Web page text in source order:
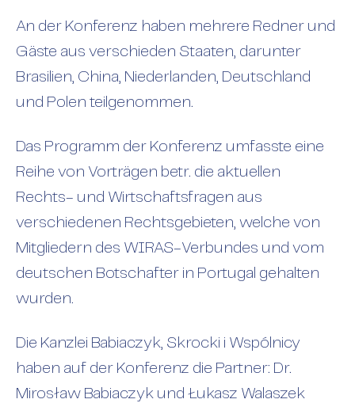
An der Konferenz haben mehrere Redner und
Gäste aus verschieden Staaten, darunter
Brasilien, China, Niederlanden, Deutschland
und Polen teilgenommen.
Das Programm der Konferenz umfasste eine
Reihe von Vorträgen betr. die aktuellen
Rechts- und Wirtschaftsfragen aus
verschiedenen Rechtsgebieten, welche von
Mitgliedern des WIRAS-Verbundes und vom
deutschen Botschafter in Portugal gehalten
wurden.
Die Kanzlei Babiaczyk, Skrocki i Wspólnicy
haben auf der Konferenz die Partner: Dr.
Mirosław Babiaczyk und Łukasz Walaszek